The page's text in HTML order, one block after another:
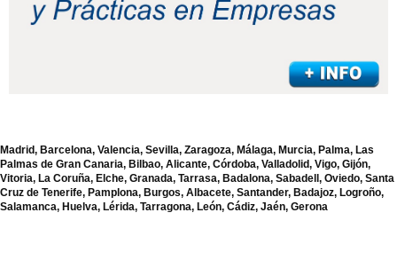
Madrid, Barcelona, Valencia, Sevilla, Zaragoza, Málaga, Murcia, Palma, Las
Palmas de Gran Canaria, Bilbao, Alicante, Córdoba, Valladolid, Vigo, Gijón,
Vitoria, La Coruña, Elche, Granada, Tarrasa, Badalona, Sabadell, Oviedo, Santa
Cruz de Tenerife, Pamplona, Burgos, Albacete, Santander, Badajoz, Logroño,
Salamanca, Huelva, Lérida, Tarragona, León, Cádiz, Jaén, Gerona